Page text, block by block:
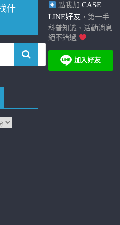
什
點我加 CASE
LINE好友 ，第一手
科普知識、活動消息
絕不錯過